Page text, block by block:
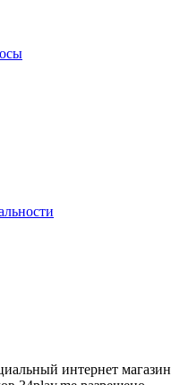
интернет магазин